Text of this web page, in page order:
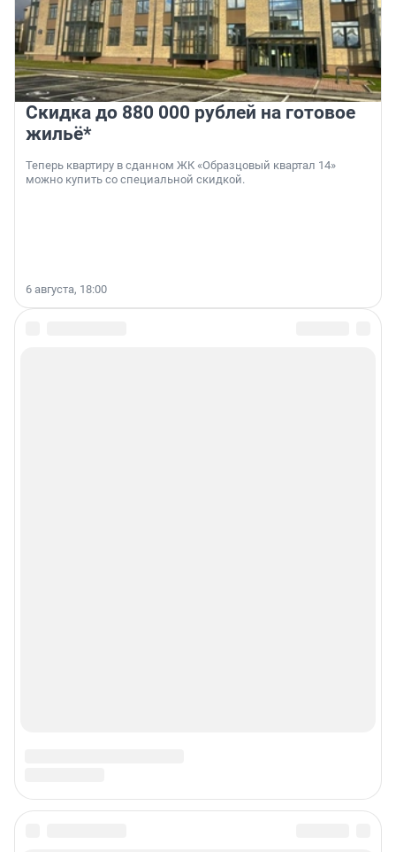
Скидка до 880 000 рублей на готовое
жильё*
Теперь квартиру в сданном ЖК «Образцовый квартал 14»
можно купить со специальной скидкой.
6 августа, 18:00